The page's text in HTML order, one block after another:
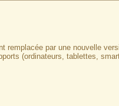
remplacée par une nouvelle
(ordinateurs, tablettes,